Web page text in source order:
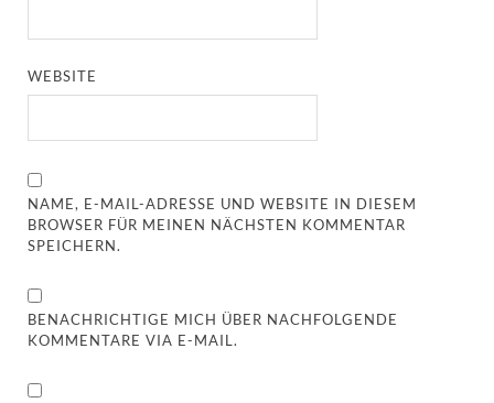
WEBSITE
NAME, E-MAIL-ADRESSE UND WEBSITE IN DIESEM
BROWSER FÜR MEINEN NÄCHSTEN KOMMENTAR
SPEICHERN.
BENACHRICHTIGE MICH ÜBER NACHFOLGENDE
KOMMENTARE VIA E-MAIL.